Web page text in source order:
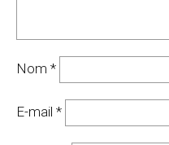
Nom *
E-mail *